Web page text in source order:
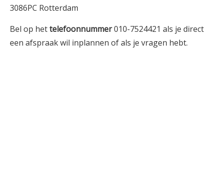
3086PC Rotterdam
Bel op hettelefoonnummer010-7524421 als je direct
een afspraak wil inplannen of als je vragen hebt.